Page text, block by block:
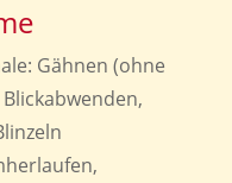
Gähnen (ohne